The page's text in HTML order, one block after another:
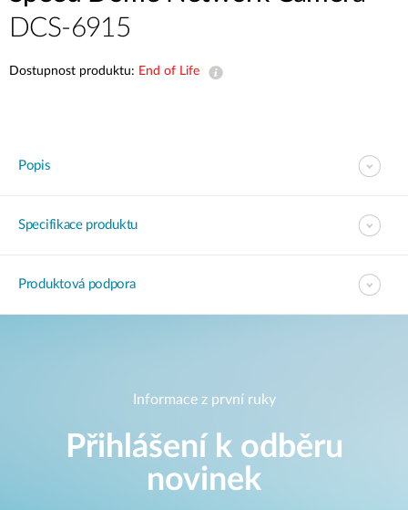
DCS-6915
Dostupnost produktu: End of Life
Popis
Specifikace produktu
Produktová podpora
Informace z první ruky
Přihlášení k odběru
novinek